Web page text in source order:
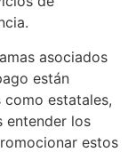
asociados
están
estatales,
entender los
estos